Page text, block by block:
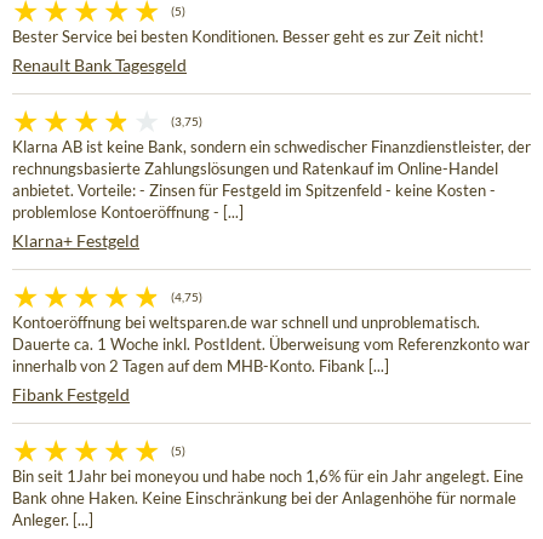
(5)
Bester Service bei besten Konditionen. Besser geht es zur Zeit nicht!
Renault Bank Tagesgeld
(3,75)
Klarna AB ist keine Bank, sondern ein schwedischer Finanzdienstleister, der
rechnungsbasierte Zahlungslösungen und Ratenkauf im Online-Handel
anbietet. Vorteile: - Zinsen für Festgeld im Spitzenfeld - keine Kosten -
problemlose Kontoeröffnung - [...]
Klarna+ Festgeld
(4,75)
Kontoeröffnung bei weltsparen.de war schnell und unproblematisch.
Dauerte ca. 1 Woche inkl. PostIdent. Überweisung vom Referenzkonto war
innerhalb von 2 Tagen auf dem MHB-Konto. Fibank [...]
Fibank Festgeld
(5)
Bin seit 1Jahr bei moneyou und habe noch 1,6% für ein Jahr angelegt. Eine
Bank ohne Haken. Keine Einschränkung bei der Anlagenhöhe für normale
Anleger. [...]